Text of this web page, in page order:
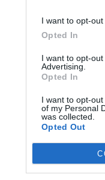
I want to opt-
Opted In
I want to opt-
Advertising.
Opted In
I want to opt-
of my Personal
was collected.
Opted Out